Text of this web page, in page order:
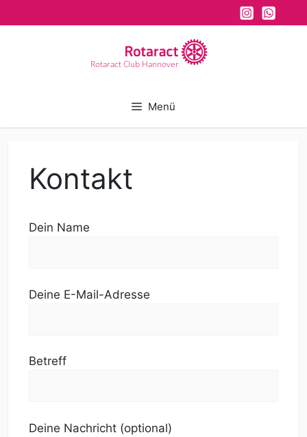
Inhalt
Rotaract Club Hannover
Menü
Kontakt
Dein Name
Deine E-Mail-Adresse
Betreff
Deine Nachricht (optional)